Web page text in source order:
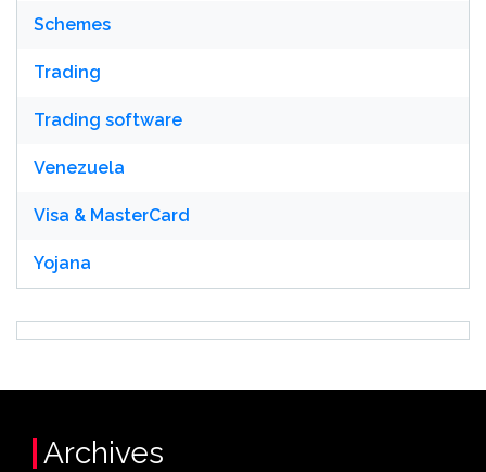
Schemes
Trading
Trading software
Venezuela
Visa & MasterCard
Yojana
Archives